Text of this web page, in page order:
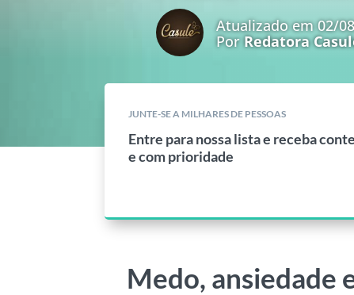
Atualizado em 02/
PorRedatora
JUNTE-SE A MILHARES DE PESSOAS
Entre para nossa lista e receba
e com prioridade
Medo, ansiedade